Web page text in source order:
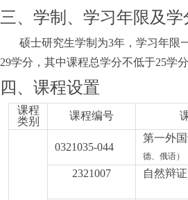
三、学制、学习年限及学
硕士研究生学制为3年，学习年限
29学分，其中课程总学分不低于25学
四、课程设置
课程
类别
课程编号
0321035-044
第一外
德、俄语）
2321007 自然辩